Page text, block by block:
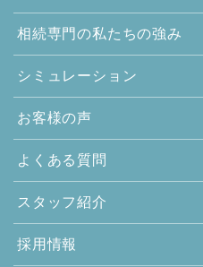
相続専門の私たちの強み
シミュレーション
お客様の声
よくある質問
スタッフ紹介
採用情報